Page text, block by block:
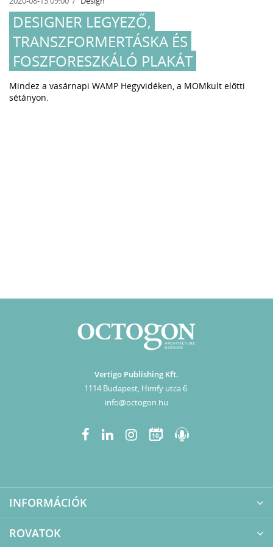
DESIGNER LEGYEZŐ,
TRANSZFORMERTÁSKA ÉS
FOSZFORESZKÁLÓ PLAKÁT
Mindez a vasárnapi WAMP Hegyvidéken, a MOMkult előtti
sétányon.
Vertigo Publishing Kft.
1114 Budapest, Himfy utca 6.
info@octogon.hu
10
INFORMÁCIÓK
ROVATOK